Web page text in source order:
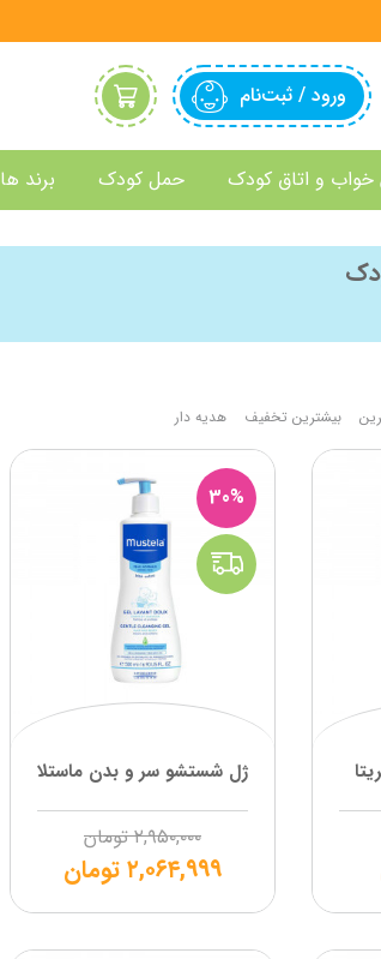
ورود / ثبت‌نام
و اتاق کودک حمل کودک برند ها
بیشترین تخفیف هدیه دار
30%
ژل شستشو سر و بدن ماستلا
۲,۹۵۰,۰۰۰ تومان
۲,۰۶۴,۹۹۹تومان